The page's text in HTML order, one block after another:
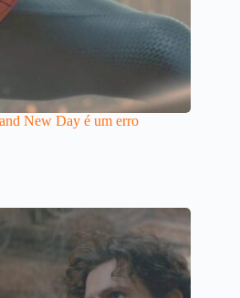
New Day é um erro